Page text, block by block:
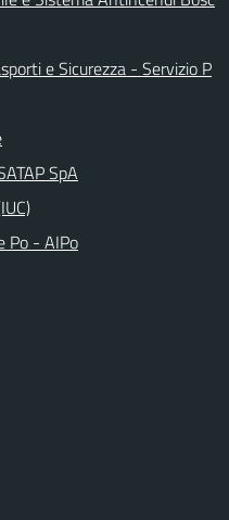
e Sicurezza - Servizio P
SpA
Po - AIPo